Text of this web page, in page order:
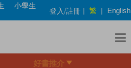
小學生
登入/註冊 | 繁 | English
好書推介